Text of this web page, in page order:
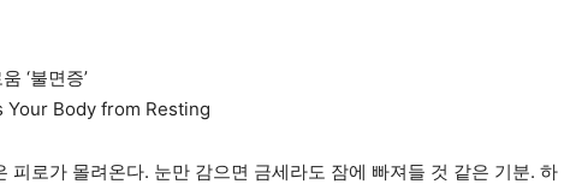
‘불면증’
Your Body from Resting
피로가 몰려온다. 눈만 감으면 금세라도 잠에 빠져들 것 같은 기분. 하